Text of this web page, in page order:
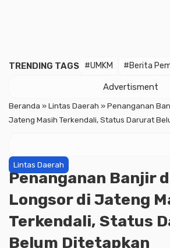
TRENDING TAGS #UMKM #Berita
Advertisment
Beranda »Lintas Daerah »Penanganan
Jateng Masih Terkendali, Status Darurat
Lintas Daerah
Penanganan Banjir
Longsor di Jateng
Terkendali, Status
Belum Ditetapkan